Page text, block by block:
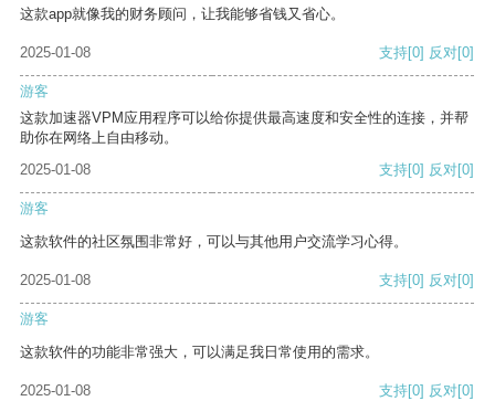
这款app就像我的财务顾问，让我能够省钱又省心。
2025-01-08 支持[0] 反对[0]
游客
这款加速器VPM应用程序可以给你提供最高速度和安全性的连接，并帮
助你在网络上自由移动。
2025-01-08
支持[0] 反对[0]
游客
这款软件的社区氛围非常好，可以与其他用户交流学习心得。
2025-01-08 支持[0] 反对[0]
游客
这款软件的功能非常强大，可以满足我日常使用的需求。
2025-01-08 支持[0] 反对[0]